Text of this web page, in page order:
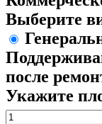
Выберите
после
Укажите